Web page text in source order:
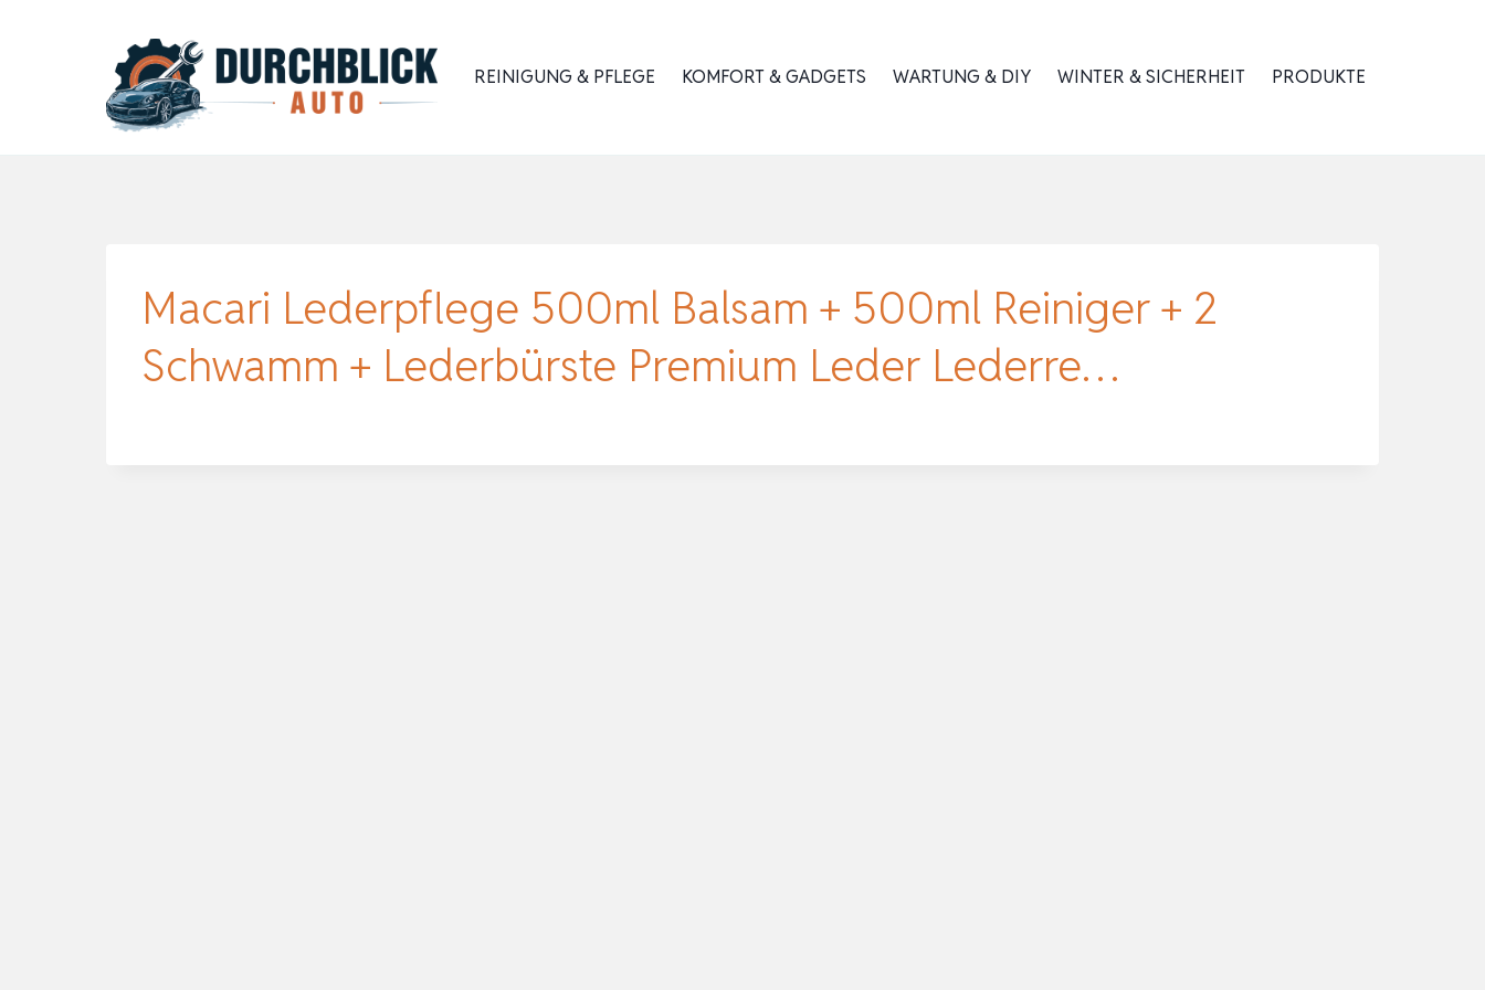
REINIGUNG & PFLEGE KOMFORT & GADGETS WARTUNG & DIY WINTER & SICHERHEIT PRODUKTE
Macari Lederpflege 500ml Balsam + 500ml Reiniger + 2
Schwamm + Lederbürste Premium Leder Lederre…